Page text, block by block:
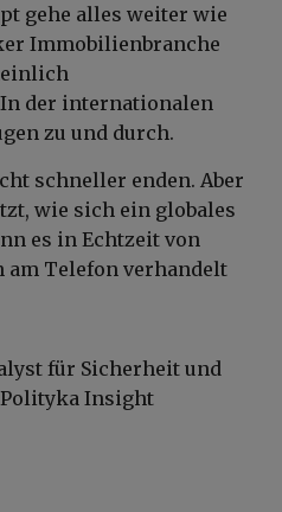
gehe alles weiter wie
Immobilienbranche
In der internationalen
zu und durch.
schneller enden. Aber
wie sich ein globales
es in Echtzeit von
am Telefon verhandelt
für Sicherheit und
Insight